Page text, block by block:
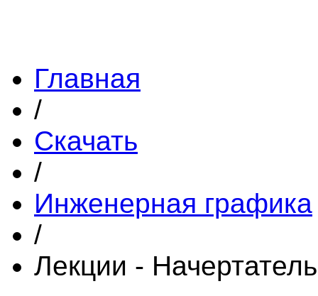
Главная
/
Скачать
/
Инженерная графика
/
Лекции -